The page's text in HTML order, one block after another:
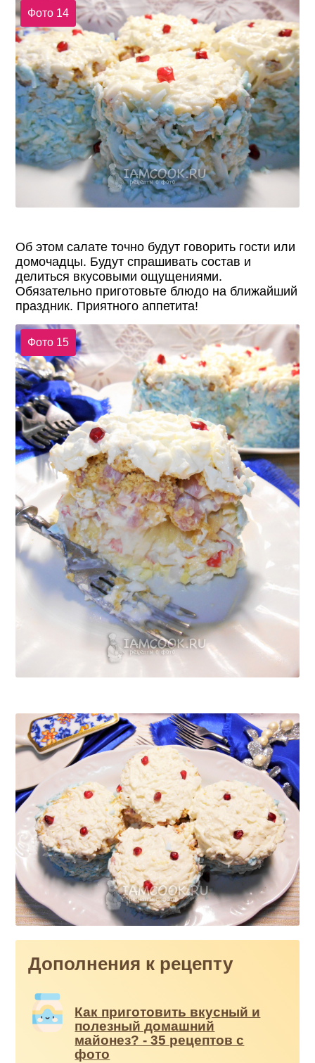
Фото 14
Об этом салате точно будут говорить гости или
домочадцы. Будут спрашивать состав и
делиться вкусовыми ощущениями.
Обязательно приготовьте блюдо на ближайший
праздник. Приятного аппетита!
Фото 15
Дополнения к рецепту
Как приготовить вкусный и
полезный домашний
майонез? - 35 рецептов с
фото